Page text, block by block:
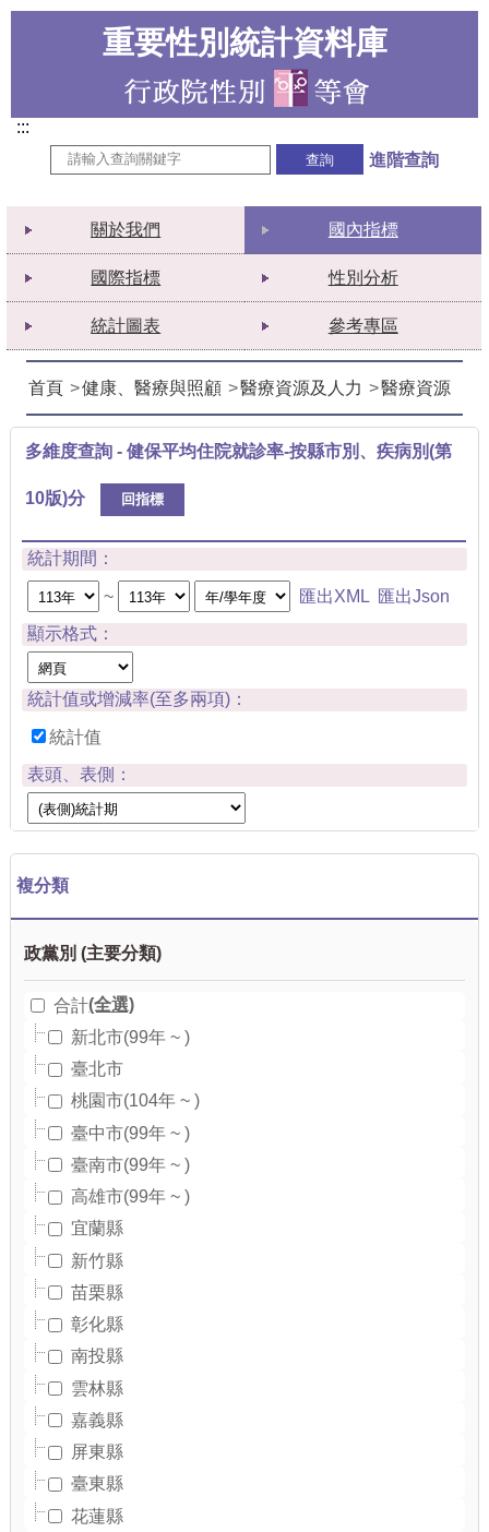
重要性別統計資料庫
進階查詢
關於我們 國內指標
國際指標 性別分析
統計圖表 參考專區
首頁 健康、醫療與照顧 醫療資源及人力 醫療資源
多維度查詢 - 健保平均住院就診率-按縣市別、疾病別(第
10版)分 回指標
統計期間：
~ 匯出XML 匯出Json
顯示格式：
統計值或增減率(至多兩項)：
統計值
表頭、表側：
複分類
合計(全選)
新北市(99年 ~ )
臺北市
桃園市(104年 ~ )
臺中市(99年 ~ )
臺南市(99年 ~ )
高雄市(99年 ~ )
宜蘭縣
新竹縣
苗栗縣
彰化縣
南投縣
雲林縣
嘉義縣
屏東縣
臺東縣
花蓮縣